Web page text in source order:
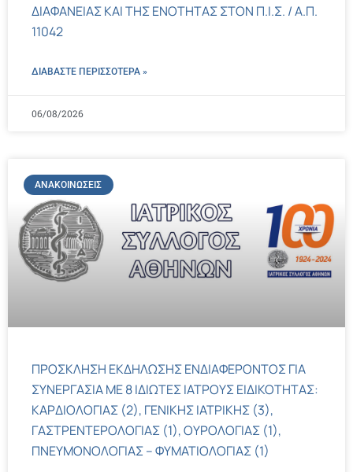
ΔΙΑΦΑΝΕΙΑΣ ΚΑΙ ΤΗΣ ΕΝΟΤΗΤΑΣ ΣΤΟΝ Π.Ι.Σ. / Α.Π.
11042
ΔΙΑΒΑΣΤΕ ΠΕΡΙΣΣΌΤΕΡΑ »
06/08/2026
ΑΝΑΚΟΙΝΏΣΕΙΣ
ΠΡΟΣΚΛΗΣΗ ΕΚΔΗΛΩΣΗΣ ΕΝΔΙΑΦΕΡΟΝΤΟΣ ΓΙΑ
ΣΥΝΕΡΓΑΣΙΑ ΜΕ 8 ΙΔΙΩΤΕΣ ΙΑΤΡΟΥΣ ΕΙΔΙΚΟΤΗΤΑΣ:
ΚΑΡΔΙΟΛΟΓΙΑΣ (2), ΓΕΝΙΚΗΣ ΙΑΤΡΙΚΗΣ (3),
ΓΑΣΤΡΕΝΤΕΡΟΛΟΓΙΑΣ (1), ΟΥΡΟΛΟΓΙΑΣ (1),
ΠΝΕΥΜΟΝΟΛΟΓΙΑΣ – ΦΥΜΑΤΙΟΛΟΓΙΑΣ (1)